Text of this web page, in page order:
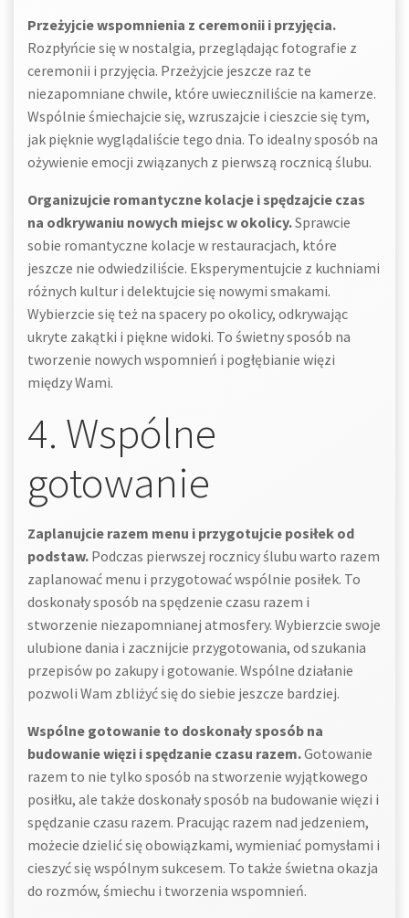
Przeżyjcie wspomnienia z ceremonii i przyjęcia.
Rozpłyńcie się w nostalgia, przeglądając fotografie z
ceremonii i przyjęcia. Przeżyjcie jeszcze raz te
niezapomniane chwile, które uwieczniliście na kamerze.
Wspólnie śmiechajcie się, wzruszajcie i cieszcie się tym,
jak pięknie wyglądaliście tego dnia. To idealny sposób na
ożywienie emocji związanych z pierwszą rocznicą ślubu.
Organizujcie romantyczne kolacje i spędzajcie czas
na odkrywaniu nowych miejsc w okolicy.Sprawcie
sobie romantyczne kolacje w restauracjach, które
jeszcze nie odwiedziliście. Eksperymentujcie z kuchniami
różnych kultur i delektujcie się nowymi smakami.
Wybierzcie się też na spacery po okolicy, odkrywając
ukryte zakątki i piękne widoki. To świetny sposób na
tworzenie nowych wspomnień i pogłębianie więzi
między Wami.
4. Wspólne
gotowanie
Zaplanujcie razem menu i przygotujcie posiłek od
podstaw. Podczas pierwszej rocznicy ślubu warto razem
zaplanować menu i przygotować wspólnie posiłek. To
doskonały sposób na spędzenie czasu razem i
stworzenie niezapomnianej atmosfery. Wybierzcie swoje
ulubione dania i zacznijcie przygotowania, od szukania
przepisów po zakupy i gotowanie. Wspólne działanie
pozwoli Wam zbliżyć się do siebie jeszcze bardziej.
Wspólne gotowanie to doskonały sposób na
budowanie więzi i spędzanie czasu razem.Gotowanie
razem to nie tylko sposób na stworzenie wyjątkowego
posiłku, ale także doskonały sposób na budowanie więzi i
spędzanie czasu razem. Pracując razem nad jedzeniem,
możecie dzielić się obowiązkami, wymieniać pomysłami i
cieszyć się wspólnym sukcesem. To także świetna okazja
do rozmów, śmiechu i tworzenia wspomnień.